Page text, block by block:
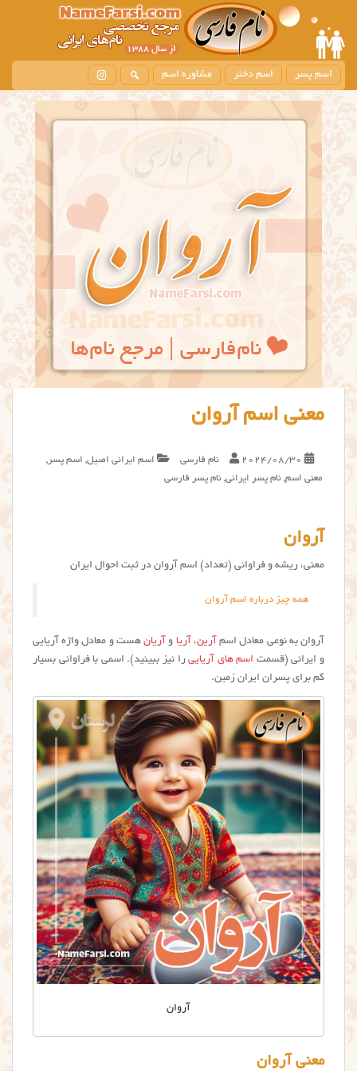
m
i
c
n
t
اسم پسر اسم دختر مشاوره اسم
معنی اسم آروان
2024/08/30 نام فارسی اسم ایرانی اصیل, اسم پسر ,
معنی اسم, نام پسر ایرانی, نام پسر فارسی
آروان
معنی، ریشه و فراوانی (تعداد) اسم آروان در ثبت احوال ایران
همه چیز درباره اسم آروان
آروان به نوعی معادل اسم آرین، آریا و آریانهست و معادل واژه آریایی
و ایرانی (قسمت اسم های آریاییرا نیز ببینید). اسمی با فراوانی بسیار
کم برای پسران ایران زمین.
آروان
معنی آروان